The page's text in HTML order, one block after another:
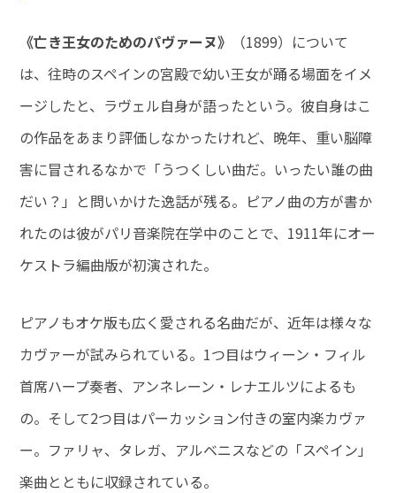
《亡き王女のためのパヴァーヌ》
（1899）について
は、往時のスペインの宮殿で幼い王女が踊る場面をイメ
ージしたと、ラヴェル自身が語ったという。彼自身はこ
の作品をあまり評価しなかったけれど、晩年、重い脳障
害に冒されるなかで「うつくしい曲だ。いったい誰の曲
だい？」と問いかけた逸話が残る。ピアノ曲の方が書か
れたのは彼がパリ音楽院在学中のことで、1911年にオー
ケストラ編曲版が初演された。
ピアノもオケ版も広く愛される名曲だが、近年は様々な
カヴァーが試みられている。1つ目はウィーン・フィル
首席ハープ奏者、アンネレーン・レナエルツによるも
の。そして2つ目はパーカッション付きの室内楽カヴァ
ー。ファリャ、タレガ、アルベニスなどの「スペイン」
楽曲とともに収録されている。